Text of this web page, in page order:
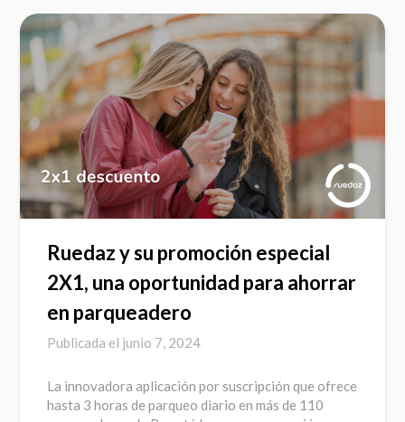
Ruedaz y su promoción especial
2X1, una oportunidad para ahorrar
en parqueadero
Publicada el junio 7, 2024
La innovadora aplicación por suscripción que ofrece
hasta 3 horas de parqueo diario en más de 110